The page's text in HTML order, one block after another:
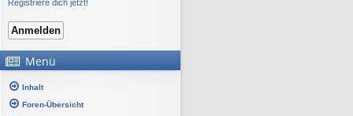
Registriere dich jetzt!
Menü
Inhalt
Foren-Übersicht